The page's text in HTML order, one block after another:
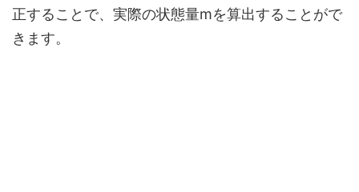
正することで、実際の状態量mを算出することがで
きます。